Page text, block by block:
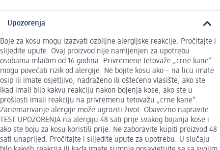
Upozorenja
Boje za kosu mogu izazvati ozbiljne alergijske reakcije. Pročitajte i
slijedite upute. Ovaj proizvod nije namijenjen za upotrebu
osobama mlađim od 16 godina. Privremene tetovaže „crne kane“
mogu povećati rizik od alergije. Ne bojite kosu ako – na licu imate
osip ili imate osjetljivo, nadraženo ili oštećeno vlasište, ako ste
ikad imali bilo kakvu reakciju nakon bojenja kose, ako ste u
prošlosti imali reakciju na privremenu tetovažu „crne kane“.
Zanemarivanje alergije može ugroziti život. Obavezno napravite
TEST UPOZORENJA na alergiju 48 sati prije svakog bojanja kose i
ako ste boju za kosu koristili prije. Ne zaboravite kupiti proizvod 48
sati unaprijed. Pročitajte i slijedite upute za upotrebu. U slučaju